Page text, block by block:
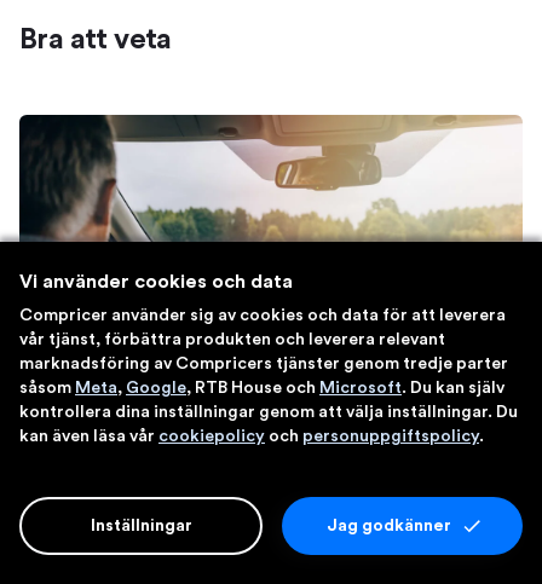
Bra att veta
produktfaktablad
Vi använder cookies och data
Compricer använder sig av cookies och data för att leverera
vår tjänst, förbättra produkten och leverera relevant
marknadsföring av Compricers tjänster genom tredje parter
såsom Meta, Google, RTB House och Microsoft. Du kan själv
kontrollera dina inställningar genom att välja inställningar. Du
kan även läsa vår cookiepolicy och personuppgiftspolicy.
Jag godkänner
Inställningar